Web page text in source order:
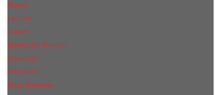
Kenzo
Lacoste
Lanvin
Marina De Bourbon
Moschino
Nina Ricci
Paco Rabanne